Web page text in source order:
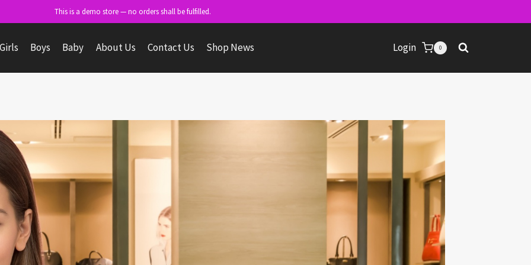
This is a demo store — no orders shall be fulfilled.
Girls Boys Baby About Us Contact Us Shop News Login 0